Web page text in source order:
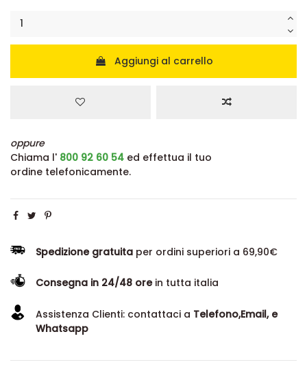
Aggiungi al carrello
oppure
Chiama l' 800 92 60 54 ed effettua il tuo
ordine telefonicamente.
Spedizione gratuita per ordini superiori a 69,90€
Consegna in 24/48 orein tutta italia
Assistenza Clienti: contattaci a Telefono,Email, e
Whatsapp